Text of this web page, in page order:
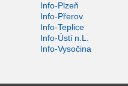
Info-Plzeň
Info-Přerov
Info-Teplice
Info-Ústí n.L.
Info-Vysočina